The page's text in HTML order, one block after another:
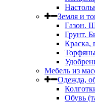
Земля и
Газон.
Грунт.
Краска,
Мебель из
Одежда,
Обувь